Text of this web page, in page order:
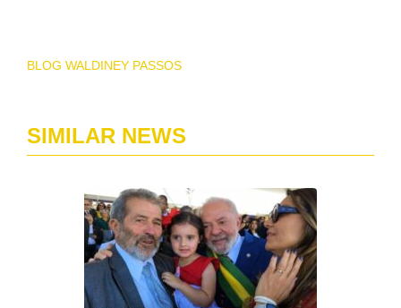
BLOG WALDINEY PASSOS
SIMILAR NEWS